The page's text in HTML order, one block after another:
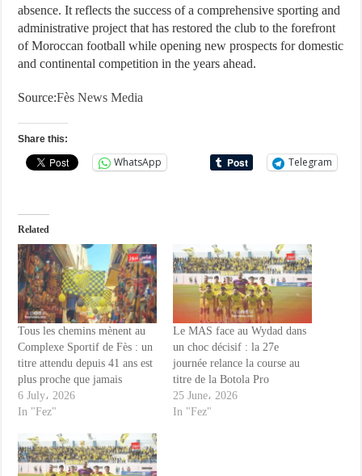
absence. It reflects the success of a comprehensive sporting and
administrative project that has restored the club to the forefront
of Moroccan football while opening new prospects for domestic
and continental competition in the years ahead.
Source:Fès News Media
Share this:
WhatsApp Telegram
Related
Tous les chemins mènent au
Complexe Sportif de Fès : un
titre attendu depuis 41 ans est
plus proche que jamais
6 July، 2026
In "Fez"
Le MAS face au Wydad dans
un choc décisif : la 27e
journée relance la course au
titre de la Botola Pro
25 June، 2026
In "Fez"